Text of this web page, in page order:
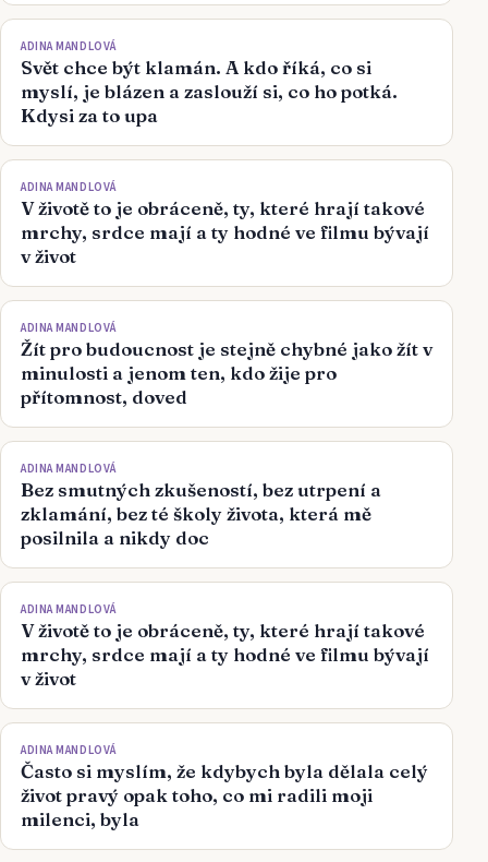
ADINA MANDLOVÁ
Svět chce být klamán. A kdo říká, co si
myslí, je blázen a zaslouží si, co ho potká.
Kdysi za to upa
ADINA MANDLOVÁ
V životě to je obráceně, ty, které hrají takové
mrchy, srdce mají a ty hodné ve filmu bývají
v život
ADINA MANDLOVÁ
Žít pro budoucnost je stejně chybné jako žít v
minulosti a jenom ten, kdo žije pro
přítomnost, doved
ADINA MANDLOVÁ
Bez smutných zkušeností, bez utrpení a
zklamání, bez té školy života, která mě
posilnila a nikdy doc
ADINA MANDLOVÁ
V životě to je obráceně, ty, které hrají takové
mrchy, srdce mají a ty hodné ve filmu bývají
v život
ADINA MANDLOVÁ
Často si myslím, že kdybych byla dělala celý
život pravý opak toho, co mi radili moji
milenci, byla